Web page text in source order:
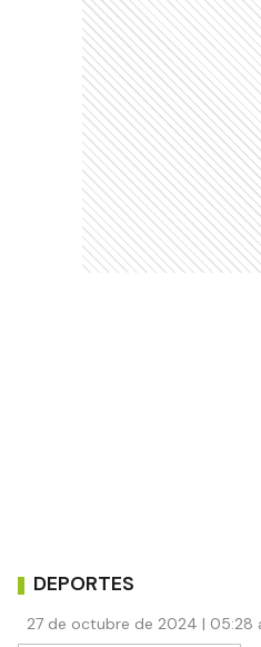
DEPORTES
27 de octubre de 2024 | 05:28